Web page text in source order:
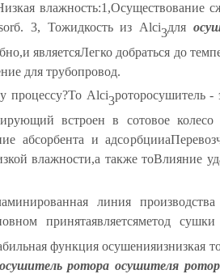
влажность:1,Осуществование
б. 3, Тожидкость из Alci3для
,и являетсяЛегко добраться до
для трубопровод.
процессу?То Alci3роторосушитель -
встроен в сотовое колесо
абсорбента и адсорбцииa
влажности,а также тоВлияние
линия производства
принятаявляетсяметод сушки
функция осушенияизнизкая
ротора осушителя